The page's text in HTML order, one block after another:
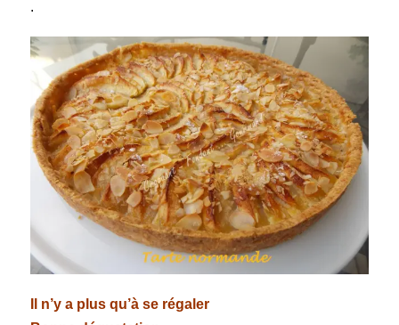
.
Il n’y a plus qu’à se régaler